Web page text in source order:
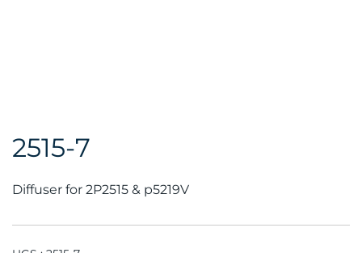
2515-7
Diffuser for 2P2515 & p5219V